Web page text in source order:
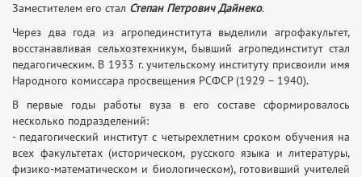
Заместителем его стал Степан Петрович Дайнеко.
Через два года из агропединститута выделили агрофакультет,
восстанавливая сельхозтехникум, бывший агропединститут стал
педагогическим. В 1933 г. учительскому институту присвоили имя
Народного комиссара просвещения РСФСР (1929 – 1940).
В первые годы работы вуза в его составе сформировалось
несколько подразделений:
- педагогический институт с четырехлетним сроком обучения на
всех факультетах (историческом, русского языка и литературы,
физико-математическом и биологическом), готовивший учителей